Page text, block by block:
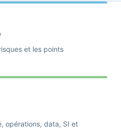
et les points
opérations, data, SI et